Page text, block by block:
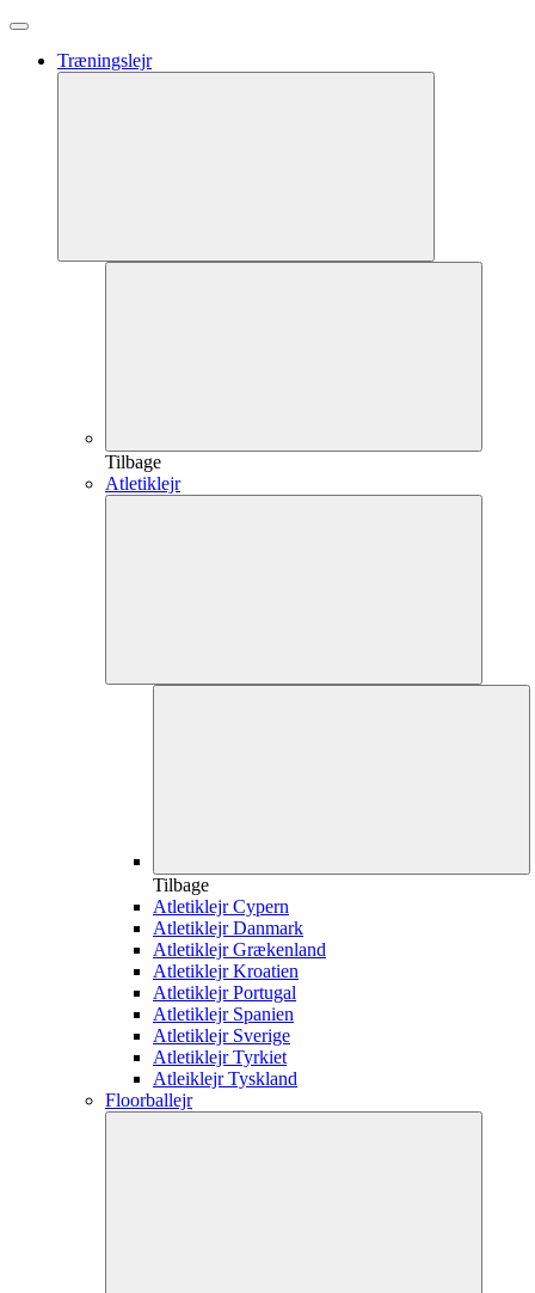
Træningslejr
Tilbage
Atletiklejr
Tilbage
Atletiklejr Cypern
Atletiklejr Danmark
Atletiklejr Grækenland
Atletiklejr Kroatien
Atletiklejr Portugal
Atletiklejr Spanien
Atletiklejr Sverige
Atletiklejr Tyrkiet
Atleiklejr Tyskland
Floorballejr